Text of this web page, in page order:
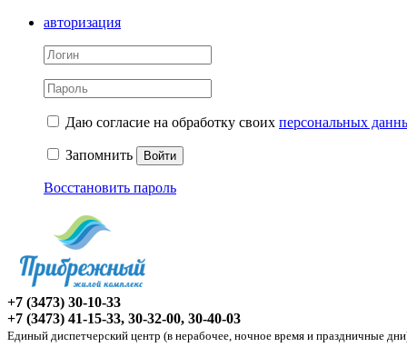
авторизация
Даю согласие на обработку своих персональных
Запомнить Войти
Восстановить пароль
+7 (3473) 30-10-33
+7 (3473) 41-15-33, 30-32-00, 30-40-03
Единый диспетчерский центр (в нерабочее, ночное время и праздничные